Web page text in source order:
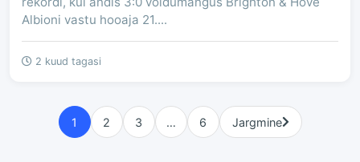
Albioni vastu hooaja 21....
2 kuud tagasi
1 2 3 … 6 Jargmine